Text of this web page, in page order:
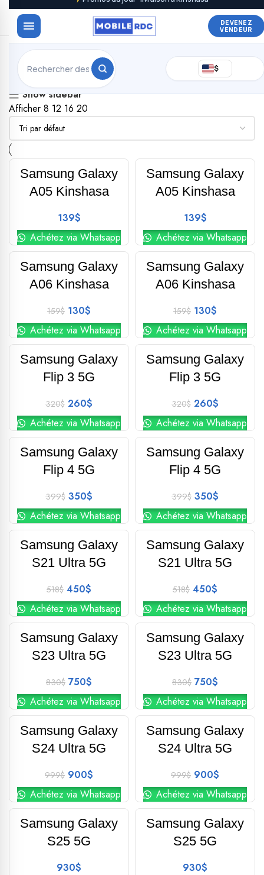
DEVENEZ
VENDEUR
$
Affichage de 1–20 sur 42 résultats
Show sidebar
Afficher 8 12 16 20
Phone-Global
Samsung Galaxy
A05 Kinshasa
139$
Achétez via Whatsapp
Phone-Global
Samsung Galaxy
A05 Kinshasa
139$
Achétez via Whatsapp
Phone-Global
-18%
Samsung Galaxy
A06 Kinshasa
159$ 130$
Achétez via Whatsapp
Phone-Global
-18%
Samsung Galaxy
A06 Kinshasa
159$ 130$
Achétez via Whatsapp
Phone-Global
-19%
Samsung Galaxy
Flip 3 5G
320$ 260$
Achétez via Whatsapp
Phone-Global
-19%
Samsung Galaxy
Flip 3 5G
320$ 260$
Achétez via Whatsapp
Phone-Global
-12%
Samsung Galaxy
Flip 4 5G
399$ 350$
Achétez via Whatsapp
Phone-Global
-12%
Samsung Galaxy
Flip 4 5G
399$ 350$
Achétez via Whatsapp
Phone-Global
-13%
Samsung Galaxy
S21 Ultra 5G
518$ 450$
Achétez via Whatsapp
Phone-Global
-13%
Samsung Galaxy
S21 Ultra 5G
518$ 450$
Achétez via Whatsapp
Phone-Global
-10%
Samsung Galaxy
S23 Ultra 5G
830$ 750$
Achétez via Whatsapp
Phone-Global
-10%
Samsung Galaxy
S23 Ultra 5G
830$ 750$
Achétez via Whatsapp
Phone-Global
-10%
Samsung Galaxy
S24 Ultra 5G
999$ 900$
Achétez via Whatsapp
Phone-Global
-10%
Samsung Galaxy
S24 Ultra 5G
999$ 900$
Achétez via Whatsapp
Phone-Global
Samsung Galaxy
S25 5G
930$
Phone-Global
Samsung Galaxy
S25 5G
930$